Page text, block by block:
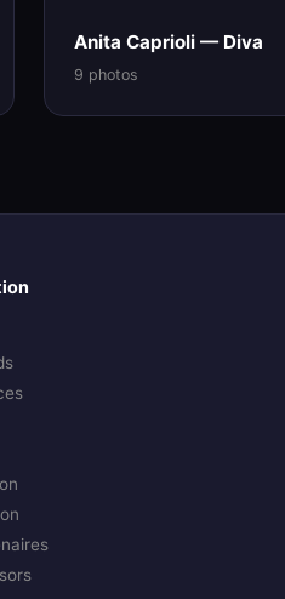
Anita Caprioli — Diva
9 photos